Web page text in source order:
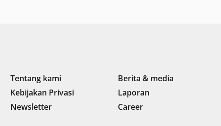
Tentang kami
Berita & media
Kebijakan Privasi
Laporan
Newsletter
Career